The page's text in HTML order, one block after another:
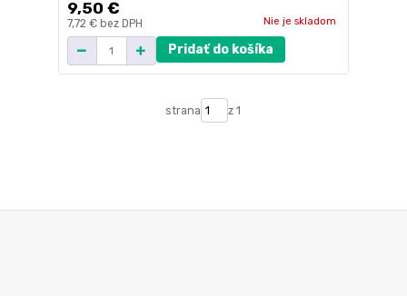
9,50 €
7,72 € bez DPH Nie je skladom
Pridať do košíka
strana z 1